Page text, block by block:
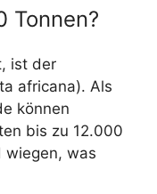
Tonnen?
ist der
africana). Als
können
bis zu 12.000
wiegen, was